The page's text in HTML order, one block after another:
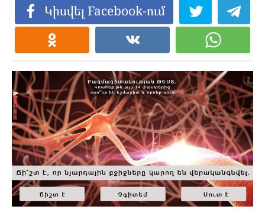
Կիսվել Facebook-ում